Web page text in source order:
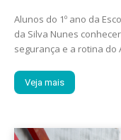
Alunos do 1º ano da
da Silva Nunes
segurança e a rotina do
Veja mais